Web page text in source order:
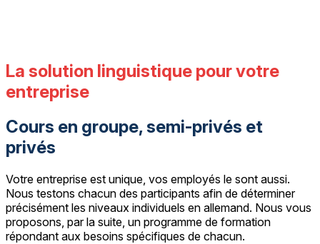
La solution linguistique pour votre
entreprise
Cours en groupe, semi-privés et
privés
Votre entreprise est unique, vos employés le sont aussi.
Nous testons chacun des participants afin de déterminer
précisément les niveaux individuels en allemand. Nous vous
proposons, par la suite, un programme de formation
répondant aux besoins spécifiques de chacun.